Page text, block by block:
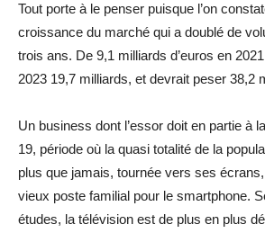
Tout porte à le penser puisque l’on
croissance du marché qui a doublé de
trois ans. De 9,1 milliards d’euros en
2023 19,7 milliards, et devrait peser 38,2
Un business dont l’essor doit en partie à
19, période où la quasi totalité de la
plus que jamais, tournée vers ses
vieux poste familial pour le smartphone.
études, la télévision est de plus en plus